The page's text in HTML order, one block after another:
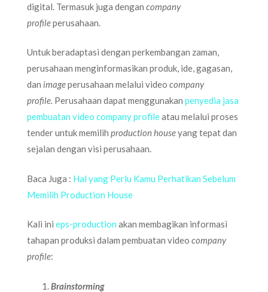
digital. Termasuk juga dengan company
profileperusahaan.
Untuk beradaptasi dengan perkembangan zaman,
perusahaan menginformasikan produk, ide, gagasan,
dan imageperusahaan melalui video company
profile. Perusahaan dapat menggunakan penyedia jasa
pembuatan video company profileatau melalui proses
tender untuk memilih production houseyang tepat dan
sejalan dengan visi perusahaan.
Baca Juga : Hal yang Perlu Kamu Perhatikan Sebelum
Memilih Production House
Kali ini eps-production akan membagikan informasi
tahapan produksi dalam pembuatan video company
profile:
Brainstorming